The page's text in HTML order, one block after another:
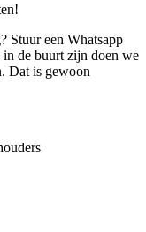
Stuur een Whatsapp
de buurt zijn doen we
Dat is gewoon